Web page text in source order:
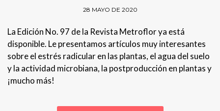
28 MAYO DE 2020
La Edición No. 97 de la Revista Metroflor ya está
disponible. Le presentamos artículos muy interesantes
sobre el estrés radicular en las plantas, el agua del suelo
y la actividad microbiana, la postproducción en plantas y
¡mucho más!